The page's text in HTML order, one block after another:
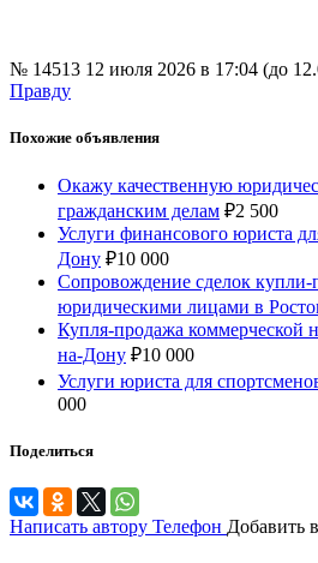
№ 14513 12 июля 2026 в 17:04 (до
Правду
Похожие объявления
Окажу качественную
гражданским делам ₽2 500
Услуги финансового юриста
Дону ₽10 000
Сопровождение сделок
юридическими лицами в
Купля-продажа коммерческой
на-Дону ₽10 000
Услуги юриста для
000
Поделиться
Написать автору Телефон Добавить